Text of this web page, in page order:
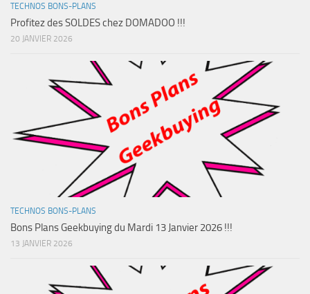
TECHNOS BONS-PLANS
Profitez des SOLDES chez DOMADOO !!!
20 JANVIER 2026
TECHNOS BONS-PLANS
Bons Plans Geekbuying du Mardi 13 Janvier 2026 !!!
13 JANVIER 2026